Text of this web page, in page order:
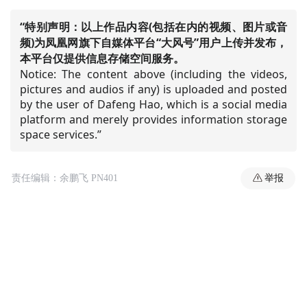
“特别声明：以上作品内容(包括在内的视频、图片或音
频)为凤凰网旗下自媒体平台“大风号”用户上传并发布，
本平台仅提供信息存储空间服务。
Notice: The content above (including the videos,
pictures and audios if any) is uploaded and posted
by the user of Dafeng Hao, which is a social media
platform and merely provides information storage
space services.”
责任编辑：余鹏飞 PN401 举报